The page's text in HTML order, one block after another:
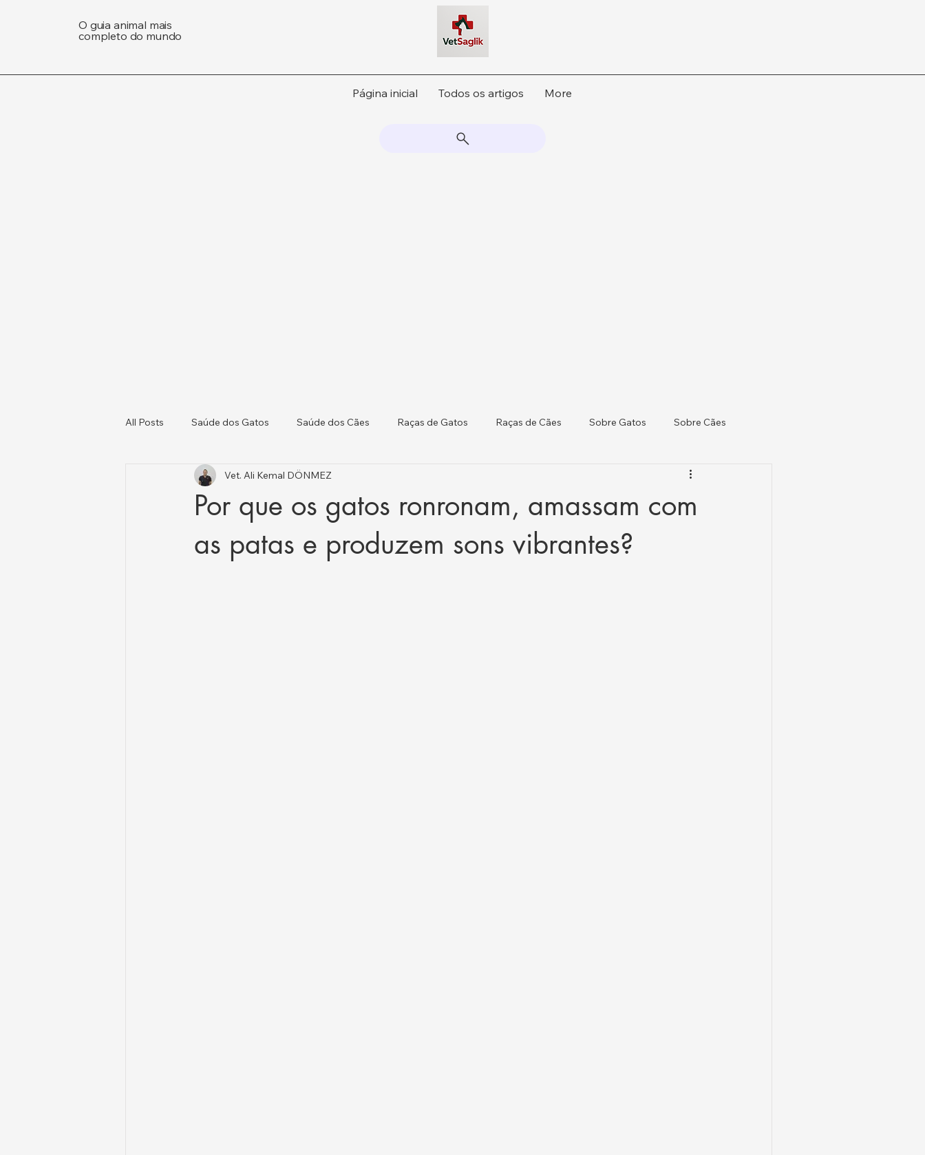
O guia animal mais
completo do mundo
Página inicial Todos os artigos More
All Posts Saúde dos Gatos Saúde dos Cães Raças de Gatos Raças de Cães Sobre Gatos Sobre Cães
Gatos e Cães Saúde Animal e Atualizações Regulat
Por que os gatos ronronam, amassam com
as patas e produzem sons vibrantes?
Vet. Ali Kemal DÖNMEZ